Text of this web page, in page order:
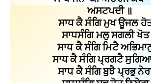
ਅਸਟਪਦੀ ॥
ਸਾਧ ਕੈ ਸੰਗਿ ਮੁਖ ਊਜਲ
ਸਾਧਸੰਗਿ ਮਲੁ ਸਗਲੀ
ਸਾਧ ਕੈ ਸੰਗਿ ਮਿਟੈ
ਸਾਧ ਕੈ ਸੰਗਿ ਪ੍ਰਗਟੈ
ਸਾਧ ਕੈ ਸੰਗਿ ਬੁਝੈ ਪ੍ਰਭੁ